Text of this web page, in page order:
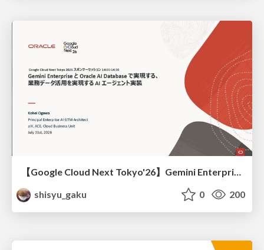
【Google Cloud Next Tokyo'26】Gemini Enterprise と Oracle AI Database で実現する、 業務データ活用を実現する AI エージェント実装
shisyu_gaku
0 200